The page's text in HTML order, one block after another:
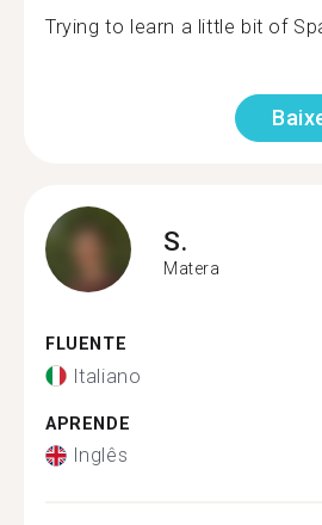
Trying to learn a little bit of
S.
Matera
FLUENTE
Italiano
APRENDE
Inglês